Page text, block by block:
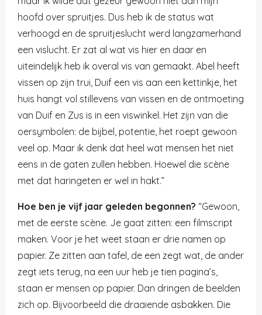
hoofd over spruitjes. Dus heb ik de status wat
verhoogd en de spruitjeslucht werd langzamerhand
een vislucht. Er zat al wat vis hier en daar en
uiteindelijk heb ik overal vis van gemaakt. Abel heeft
vissen op zijn trui, Duif een vis aan een kettinkje, het
huis hangt vol stillevens van vissen en de ontmoeting
van Duif en Zus is in een viswinkel. Het zijn van die
oersymbolen: de bijbel, potentie, het roept gewoon
veel op. Maar ik denk dat heel wat mensen het niet
eens in de gaten zullen hebben. Hoewel die scène
met dat haringeten er wel in hakt.”
Hoe ben je vijf jaar geleden begonnen? “Gewoon,
met de eerste scène. Je gaat zitten: een filmscript
maken. Voor je het weet staan er drie namen op
papier. Ze zitten aan tafel, de een zegt wat, de ander
zegt iets terug, na een uur heb je tien pagina’s,
staan er mensen op papier. Dan dringen de beelden
zich op. Bijvoorbeeld die draaiende asbakken. Die